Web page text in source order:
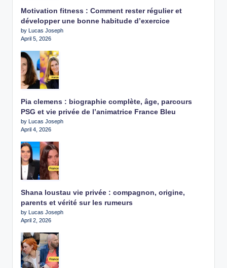
Motivation fitness : Comment rester régulier et
développer une bonne habitude d’exercice
by Lucas Joseph
April 5, 2026
Pia clemens : biographie complète, âge, parcours
PSG et vie privée de l’animatrice France Bleu
by Lucas Joseph
April 4, 2026
Shana loustau vie privée : compagnon, origine,
parents et vérité sur les rumeurs
by Lucas Joseph
April 2, 2026